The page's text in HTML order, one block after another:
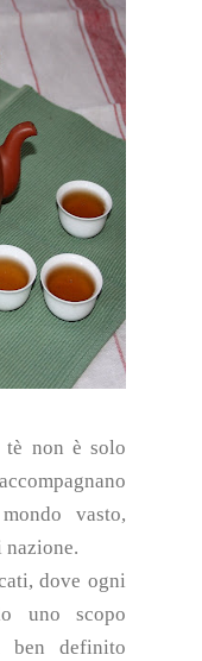
non è solo
vasto,
dove ogni
uno scopo
ben definito